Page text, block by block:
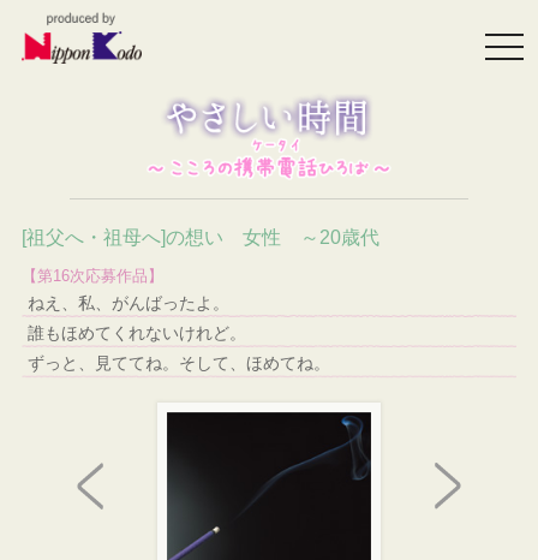
[祖父へ・祖母へ]の想い 女性 ～20歳代
【第16次応募作品】
ねえ、私、がんばったよ。
誰もほめてくれないけれど。
ずっと、見ててね。そして、ほめてね。